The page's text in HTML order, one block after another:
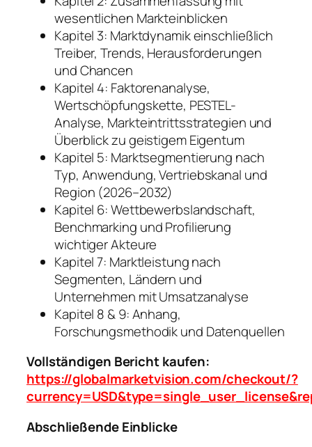
wesentlichen Markteinblicken
Kapitel 3: Marktdynamik einschließlich
Treiber, Trends, Herausforderungen
und Chancen
Kapitel 4: Faktorenanalyse,
Wertschöpfungskette, PESTEL-
Analyse, Markteintrittsstrategien und
Überblick zu geistigem Eigentum
Kapitel 5: Marktsegmentierung nach
Typ, Anwendung, Vertriebskanal und
Region (2026–2032)
Kapitel 6: Wettbewerbslandschaft,
Benchmarking und Profilierung
wichtiger Akteure
Kapitel 7: Marktleistung nach
Segmenten, Ländern und
Unternehmen mit Umsatzanalyse
Kapitel 8 & 9: Anhang,
Forschungsmethodik und Datenquellen
Vollständigen Bericht kaufen:
https://globalmarketvision.com/checkout/?
Abschließende Einblicke